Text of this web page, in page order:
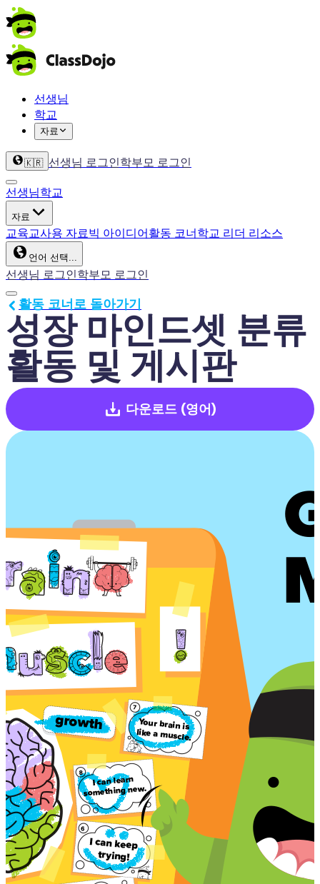
선생님
학교
자료
🇰🇷 선생님 로그인학부모 로그인
선생님학교
자료
교육교사용 자료빅 아이디어활동 코너학교 리더 리소스
언어 선택...
선생님 로그인학부모 로그인
성장 마인드셋 분류
활동 및 게시판
활동 코너로 돌아가기
다운로드 (영어)